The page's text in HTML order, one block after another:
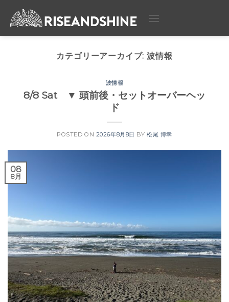
カテゴリーアーカイブ:波情報
波情報
8/8 Sat ▼ 頭前後・セットオーバーヘッ
ド
POSTED ON 2026年8月8日 BY松尾 博幸
08
8月